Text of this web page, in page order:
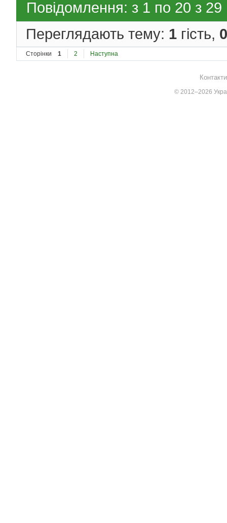
Повідомлення: з 1 по 20 з 29
Переглядають тему: 1 гість, 0
Сторінки 1 2 Наступна
© 2012–2026